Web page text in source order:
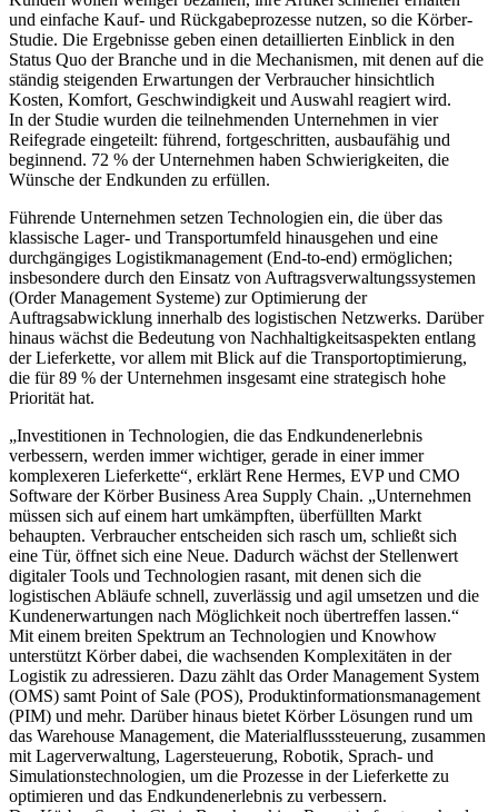
und einfache Kauf- und Rückgabeprozesse nutzen, so die Körber-
Studie. Die Ergebnisse geben einen detaillierten Einblick in den
Status Quo der Branche und in die Mechanismen, mit denen auf die
ständig steigenden Erwartungen der Verbraucher hinsichtlich
Kosten, Komfort, Geschwindigkeit und Auswahl reagiert wird.
In der Studie wurden die teilnehmenden Unternehmen in vier
Reifegrade eingeteilt: führend, fortgeschritten, ausbaufähig und
beginnend. 72 % der Unternehmen haben Schwierigkeiten, die
Wünsche der Endkunden zu erfüllen.
Führende Unternehmen setzen Technologien ein, die über das
klassische Lager- und Transportumfeld hinausgehen und eine
durchgängiges Logistikmanagement (End-to-end) ermöglichen;
insbesondere durch den Einsatz von Auftragsverwaltungssystemen
(Order Management Systeme) zur Optimierung der
Auftragsabwicklung innerhalb des logistischen Netzwerks. Darüber
hinaus wächst die Bedeutung von Nachhaltigkeitsaspekten entlang
der Lieferkette, vor allem mit Blick auf die Transportoptimierung,
die für 89 % der Unternehmen insgesamt eine strategisch hohe
Priorität hat.
„Investitionen in Technologien, die das Endkundenerlebnis
verbessern, werden immer wichtiger, gerade in einer immer
komplexeren Lieferkette“, erklärt Rene Hermes, EVP und CMO
Software der Körber Business Area Supply Chain. „Unternehmen
müssen sich auf einem hart umkämpften, überfüllten Markt
behaupten. Verbraucher entscheiden sich rasch um, schließt sich
eine Tür, öffnet sich eine Neue. Dadurch wächst der Stellenwert
digitaler Tools und Technologien rasant, mit denen sich die
logistischen Abläufe schnell, zuverlässig und agil umsetzen und die
Kundenerwartungen nach Möglichkeit noch übertreffen lassen.“
Mit einem breiten Spektrum an Technologien und Knowhow
unterstützt Körber dabei, die wachsenden Komplexitäten in der
Logistik zu adressieren. Dazu zählt das Order Management System
(OMS) samt Point of Sale (POS), Produktinformationsmanagement
(PIM) und mehr. Darüber hinaus bietet Körber Lösungen rund um
das Warehouse Management, die Materialflusssteuerung, zusammen
mit Lagerverwaltung, Lagersteuerung, Robotik, Sprach- und
Simulationstechnologien, um die Prozesse in der Lieferkette zu
optimieren und das Endkundenerlebnis zu verbessern.